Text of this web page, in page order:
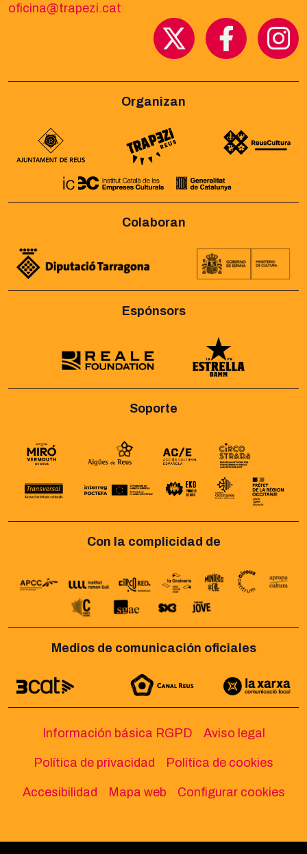
oficina@trapezi.cat
Organizan
Colaboran
Espónsors
Soporte
Con la complicidad de
Medios de comunicación oficiales
Información básica RGPD Aviso legal
Política de privacidad Política de cookies
Accesibilidad Mapa web Configurar cookies